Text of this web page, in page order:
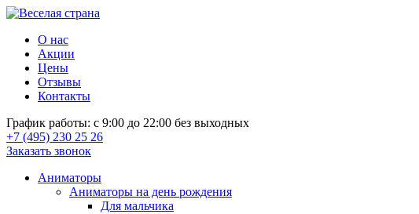
О нас
Акции
Цены
Отзывы
Контакты
График работы: с 9:00 до 22:00 без выходных
+7 (495) 230 25 26
Заказать звонок
Аниматоры
Аниматоры на день рождения
Для мальчика